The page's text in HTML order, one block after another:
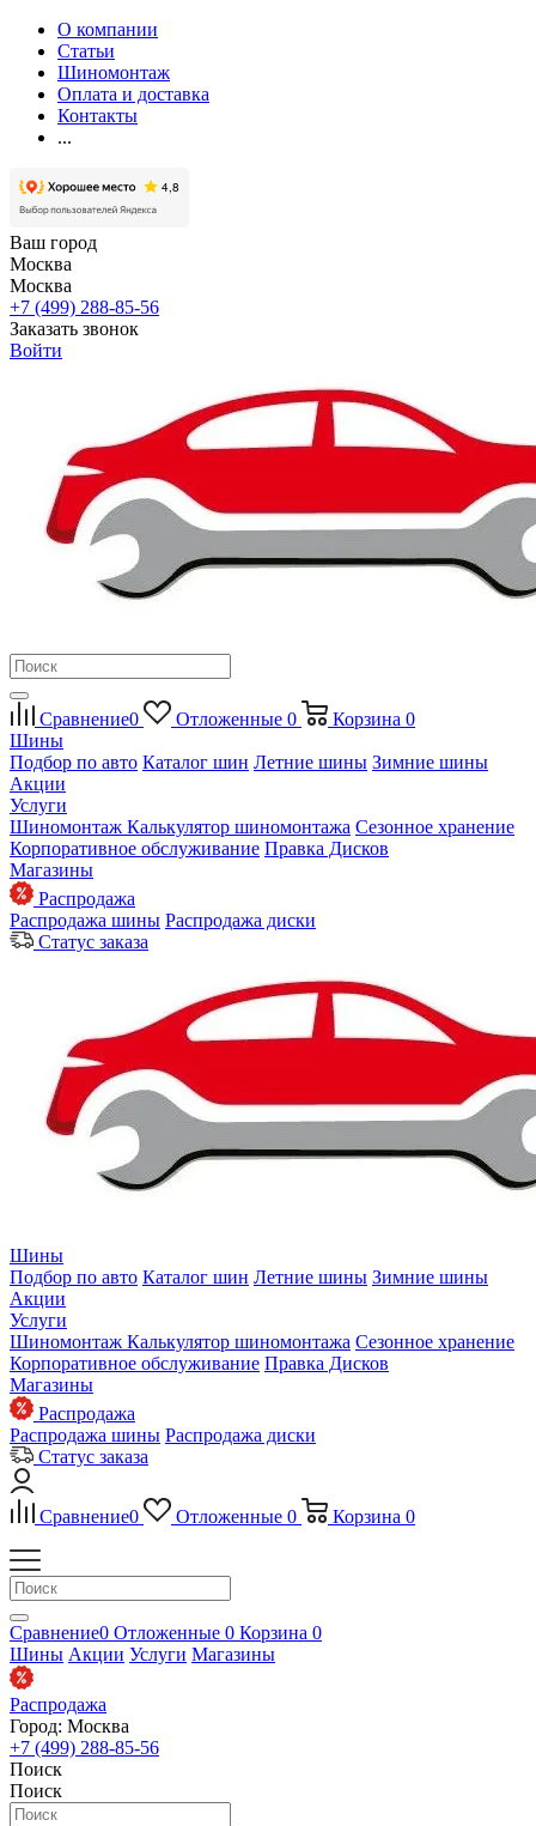
О компании
Статьи
Шиномонтаж
Оплата и доставка
Контакты
...
Ваш город
Москва
Москва
+7 (499) 288-85-56
Заказать звонок
Войти
Сравнение0 Отложенные 0 Корзина 0
Шины
Подбор по авто Каталог шин Летние шины Зимние шины
Акции
Услуги
Шиномонтаж Калькулятор шиномонтажа Сезонное хранение
Корпоративное обслуживание Правка Дисков
Магазины
Распродажа
Распродажа шины Распродажа диски
Статус заказа
Шины
Подбор по авто Каталог шин Летние шины Зимние шины
Акции
Услуги
Шиномонтаж Калькулятор шиномонтажа Сезонное хранение
Корпоративное обслуживание Правка Дисков
Магазины
Распродажа
Распродажа шины Распродажа диски
Статус заказа
Сравнение0 Отложенные 0 Корзина 0
Сравнение0 Отложенные 0 Корзина 0
Шины Акции Услуги Магазины
Распродажа
Город: Москва
+7 (499) 288-85-56
Поиск
Поиск